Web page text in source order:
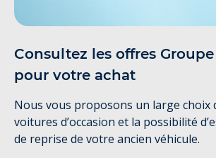
Consultez les offres
pour votre achat
Nous vous proposons un large choix
voitures d’occasion et la possibilité
de reprise de votre ancien véhicule.